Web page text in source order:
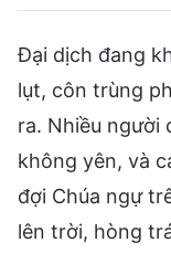
Đại dịch đang
lụt, côn trùng
ra. Nhiều người
không yên, và
đợi Chúa ngự
lên trời, hòng